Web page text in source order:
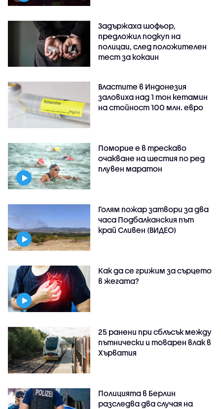
Задържаха шофьор,
предложил подкуп на
полицаи, след положителен
тест за кокаин
Властите в Индонезия
заловиха над 1 тон кетамин
на стойност 100 млн. евро
Поморие е в трескаво
очакване на шестия по ред
плувен маратон
Голям пожар затвори за два
часа Подбалканския път
край Сливен (ВИДЕО)
Как да се грижим за сърцето
в жегата?
25 ранени при сблъсък между
пътнически и товарен влак в
Хърватия
Полицията в Берлин
разследва два случая на